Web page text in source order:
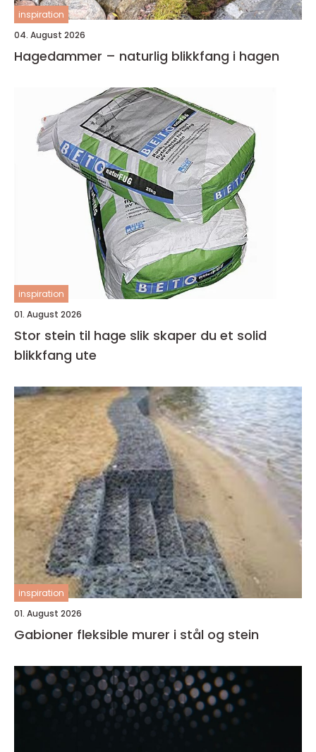
inspiration
04. August 2026
Hagedammer – naturlig blikkfang i hagen
inspiration
01. August 2026
Stor stein til hage slik skaper du et solid
blikkfang ute
inspiration
01. August 2026
Gabioner fleksible murer i stål og stein